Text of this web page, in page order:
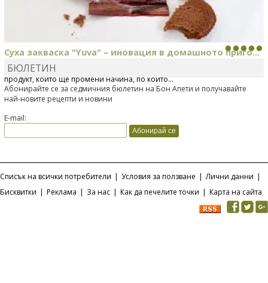
Суха закваска "Yuva" – иновация в домашното приго...
Отскоро Лесафр България стартира предлагането на изцяло нов
продукт, който ще промени начина, по който...
БЮЛЕТИН
Абонирайте се за седмичния бюлетин на Бон Апети и получавайте
най-новите рецепти и новини
E-mail:
Списък на всички потребители | Условия за ползване | Лични данни |
Бисквитки | Реклама | За нас | Как да печелите точки | Карта на сайта